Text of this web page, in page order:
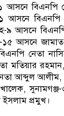
বিএনপি
১ আসনে
৯ আসনে
১৫ আসনে
নেতা
মতিয়ার
আব্দুল
সুনামগঞ্জ-
প্রমুখ।